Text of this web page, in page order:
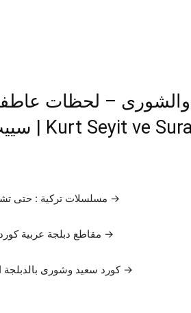
والشورى – لحظات
سييت وجليل | Kurt Seyit ve Sura
مسلسلات تركية : حتى تشترك في الطفل →
مقاطع دبلجة عربية كورد سعيد و شورى →
كورد سعيد وشورى بالدبلجة العربية الحلقات →